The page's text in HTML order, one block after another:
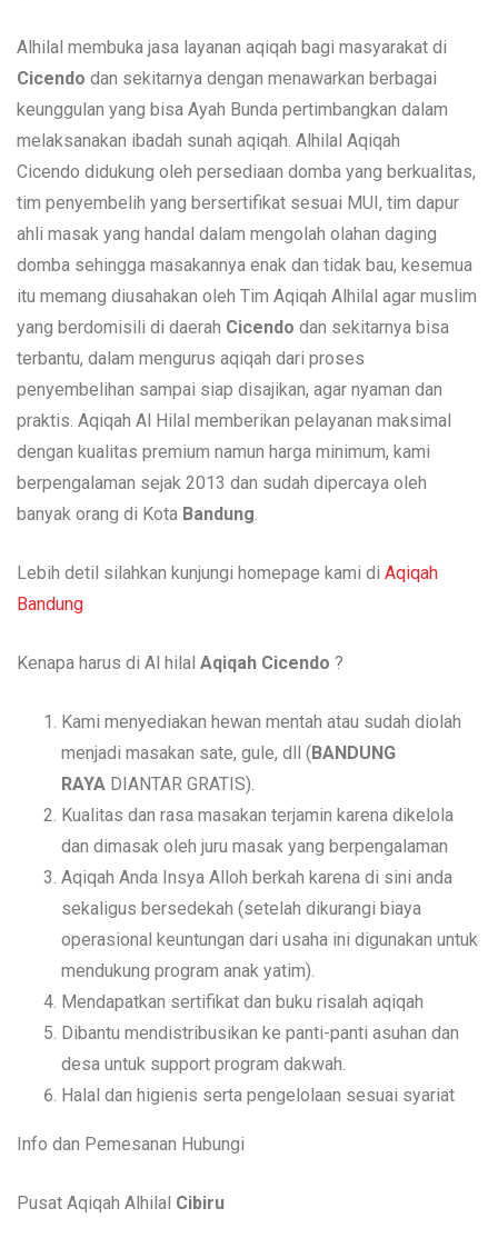
Alhilal membuka jasa layanan aqiqah bagi masyarakat di
Cicendo dan sekitarnya dengan menawarkan berbagai
keunggulan yang bisa Ayah Bunda pertimbangkan dalam
melaksanakan ibadah sunah aqiqah. Alhilal Aqiqah
Cicendo didukung oleh persediaan domba yang berkualitas,
tim penyembelih yang bersertifikat sesuai MUI, tim dapur
ahli masak yang handal dalam mengolah olahan daging
domba sehingga masakannya enak dan tidak bau, kesemua
itu memang diusahakan oleh Tim Aqiqah Alhilal agar muslim
yang berdomisili di daerah Cicendo dan sekitarnya bisa
terbantu, dalam mengurus aqiqah dari proses
penyembelihan sampai siap disajikan, agar nyaman dan
praktis. Aqiqah Al Hilal memberikan pelayanan maksimal
dengan kualitas premium namun harga minimum, kami
berpengalaman sejak 2013 dan sudah dipercaya oleh
banyak orang di Kota Bandung.
Lebih detil silahkan kunjungi homepage kami di Aqiqah
Bandung
Kenapa harus di Al hilal Aqiqah Cicendo ?
Kami menyediakan hewan mentah atau sudah diolah
menjadi masakan sate, gule, dll (BANDUNG
RAYA DIANTAR GRATIS).
Kualitas dan rasa masakan terjamin karena dikelola
dan dimasak oleh juru masak yang berpengalaman
Aqiqah Anda Insya Alloh berkah karena di sini anda
sekaligus bersedekah (setelah dikurangi biaya
operasional keuntungan dari usaha ini digunakan untuk
mendukung program anak yatim).
Mendapatkan sertifikat dan buku risalah aqiqah
Dibantu mendistribusikan ke panti-panti asuhan dan
desa untuk support program dakwah.
Halal dan higienis serta pengelolaan sesuai syariat
Info dan Pemesanan Hubungi
Pusat Aqiqah Alhilal Cibiru